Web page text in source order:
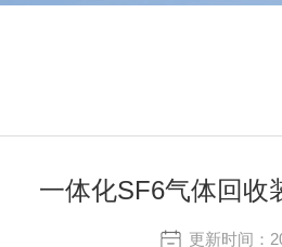
一体化SF6气体回收
更新时间：